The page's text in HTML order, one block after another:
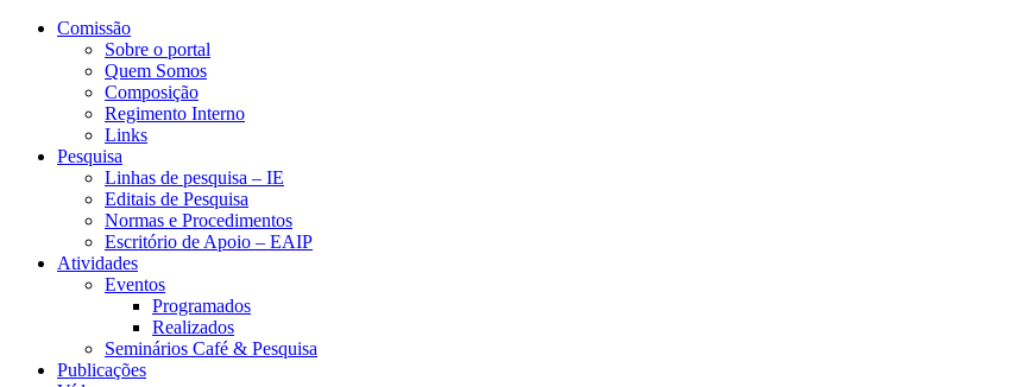
Comissão
Sobre o portal
Quem Somos
Composição
Regimento Interno
Links
Pesquisa
Linhas de pesquisa – IE
Editais de Pesquisa
Normas e Procedimentos
Escritório de Apoio – EAIP
Atividades
Eventos
Programados
Realizados
Seminários Café & Pesquisa
Publicações